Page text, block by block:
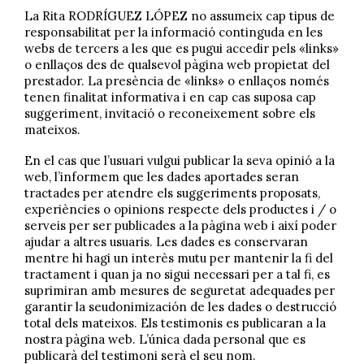
La Rita RODRÍGUEZ LÓPEZ no assumeix cap tipus de
responsabilitat per la informació continguda en les
webs de tercers a les que es pugui accedir pels «links»
o enllaços des de qualsevol pàgina web propietat del
prestador. La presència de «links» o enllaços només
tenen finalitat informativa i en cap cas suposa cap
suggeriment, invitació o reconeixement sobre els
mateixos.
En el cas que l’usuari vulgui publicar la seva opinió a la
web, l’informem que les dades aportades seran
tractades per atendre els suggeriments proposats,
experiències o opinions respecte dels productes i / o
serveis per ser publicades a la pàgina web i així poder
ajudar a altres usuaris. Les dades es conservaran
mentre hi hagi un interès mutu per mantenir la fi del
tractament i quan ja no sigui necessari per a tal fi, es
suprimiran amb mesures de seguretat adequades per
garantir la seudonimización de les dades o destrucció
total dels mateixos. Els testimonis es publicaran a la
nostra pàgina web. L’única dada personal que es
publicarà del testimoni serà el seu nom.